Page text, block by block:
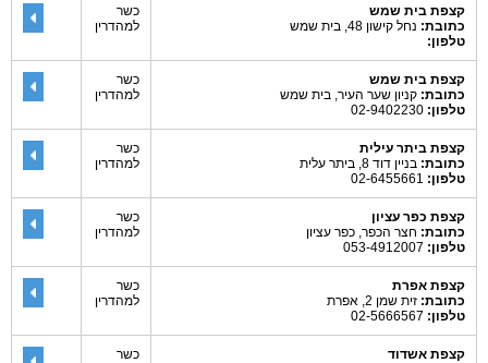
קצפת בית שמש
כתובת: נחל קישון 48, בית שמש
טלפון:
כשר
למהדרין
קצפת בית שמש
כתובת: קניון שער העיר, בית שמש
טלפון:
כשר
למהדרין
קצפת ביתר עילית
כתובת: בניין דוד 8, ביתר עלית
טלפון:
כשר
למהדרין
קצפת כפר עציון
כתובת: חצר הכפר, כפר עציון
טלפון:
כשר
למהדרין
קצפת אפרת
כתובת: זית שמן 2, אפרת
טלפון:
כשר
למהדרין
קצפת אשדוד
כשר